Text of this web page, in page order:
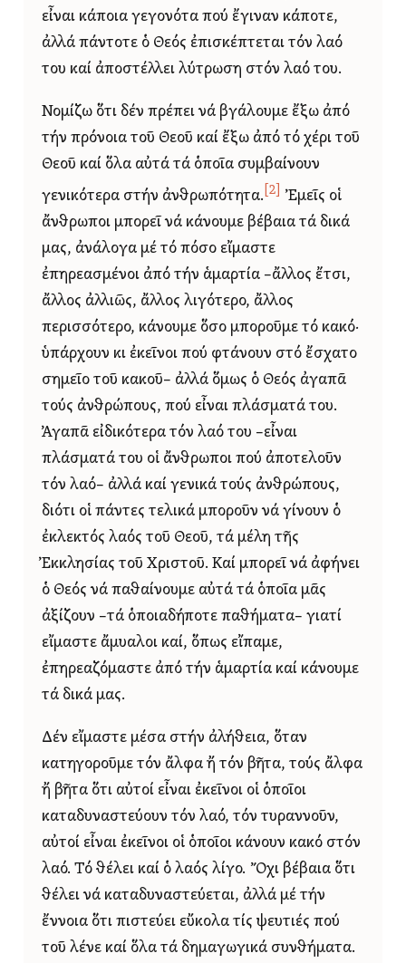
εἶναι κάποια γεγονότα πού ἔγιναν κάποτε,
ἀλλά πάντοτε ὁ Θεός ἐπισκέπτεται τόν λαό
του καί ἀποστέλλει λύτρωση στόν λαό του.
Νομίζω ὅτι δέν πρέπει νά βγάλουμε ἔξω ἀπό
τήν πρόνοια τοῦ Θεοῦ καί ἔξω ἀπό τό χέρι τοῦ
Θεοῦ καί ὅλα αὐτά τά ὁποῖα συμβαίνουν
γενικότερα στήν ἀνθρωπότητα. [2]
Ἐμεῖς οἱ
ἄνθρωποι μπορεῖ νά κάνουμε βέβαια τά δικά
μας, ἀνάλογα μέ τό πόσο εἴμαστε
ἐπηρεασμένοι ἀπό τήν ἁμαρτία –ἄλλος ἔτσι,
ἄλλος ἀλλιῶς, ἄλλος λιγότερο, ἄλλος
περισσότερο, κάνουμε ὅσο μποροῦμε τό κακό·
ὑπάρχουν κι ἐκεῖνοι πού φτάνουν στό ἔσχατο
σημεῖο τοῦ κακοῦ– ἀλλά ὅμως ὁ Θεός ἀγαπᾶ
τούς ἀνθρώπους, πού εἶναι πλάσματά του.
Ἀγαπᾶ εἰδικότερα τόν λαό του –εἶναι
πλάσματά του οἱ ἄνθρωποι πού ἀποτελοῦν
τόν λαό– ἀλλά καί γενικά τούς ἀνθρώπους,
διότι οἱ πάντες τελικά μποροῦν νά γίνουν ὁ
ἐκλεκτός λαός τοῦ Θεοῦ, τά μέλη τῆς
Ἐκκλησίας τοῦ Χριστοῦ. Καί μπορεῖ νά ἀφήνει
ὁ Θεός νά παθαίνουμε αὐτά τά ὁποῖα μᾶς
ἀξίζουν –τά ὁποιαδήποτε παθήματα– γιατί
εἴμαστε ἄμυαλοι καί, ὅπως εἴπαμε,
ἐπηρεαζόμαστε ἀπό τήν ἁμαρτία καί κάνουμε
τά δικά μας.
Δέν εἴμαστε μέσα στήν ἀλήθεια, ὅταν
κατηγοροῦμε τόν ἄλφα ἤ τόν βῆτα, τούς ἄλφα
ἤ βῆτα ὅτι αὐτοί εἶναι ἐκεῖνοι οἱ ὁποῖοι
καταδυναστεύουν τόν λαό, τόν τυραννοῦν,
αὐτοί εἶναι ἐκεῖνοι οἱ ὁποῖοι κάνουν κακό στόν
λαό. Τό θέλει καί ὁ λαός λίγο. Ὄχι βέβαια ὅτι
θέλει νά καταδυναστεύεται, ἀλλά μέ τήν
ἔννοια ὅτι πιστεύει εὔκολα τίς ψευτιές πού
τοῦ λένε καί ὅλα τά δημαγωγικά συνθήματα.